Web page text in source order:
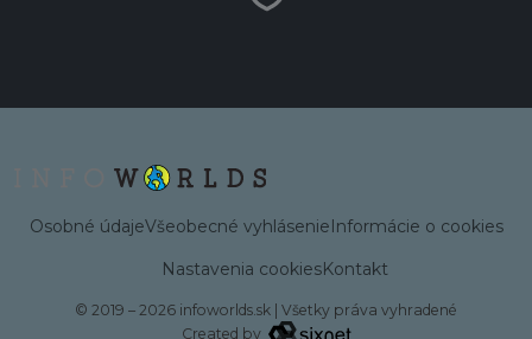
Osobné údajeVšeobecné vyhlásenieInformácie o cookies
Nastavenia cookiesKontakt
© 2019 – 2026 infoworlds.sk Všetky práva vyhradené
Created by